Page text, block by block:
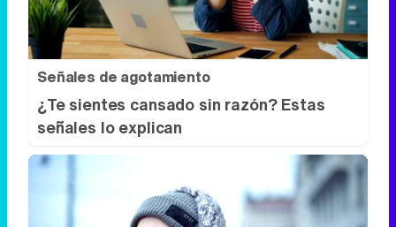
Señales de agotamiento
¿Te sientes cansado sin razón? Estas
señales lo explican